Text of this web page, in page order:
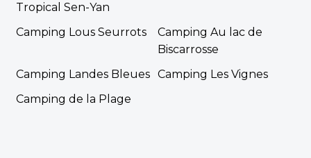
Tropical Sen-Yan
Camping Lous Seurrots
Camping Au lac de
Biscarrosse
Camping Landes Bleues Camping Les Vignes
Camping de la Plage